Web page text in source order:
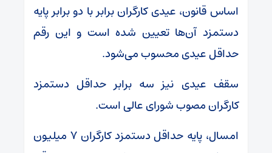
اساس قانون، عیدی کارگران برابر با دو برابر پایه
دستمزد آن‌ها تعیین شده است و این رقم
حداقل عیدی محسوب می‌شود.
سقف عیدی نیز سه برابر حداقل دستمزد
کارگران مصوب شورای عالی است.
امسال، پایه حداقل دستمزد کارگران ۷ میلیون